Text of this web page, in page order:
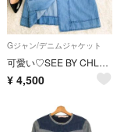
Gジャン/デニムジャケット
可愛い♡SEE BY CHLOE シーバイクロエ デニムブラウスジャケット 4
¥ 4,500